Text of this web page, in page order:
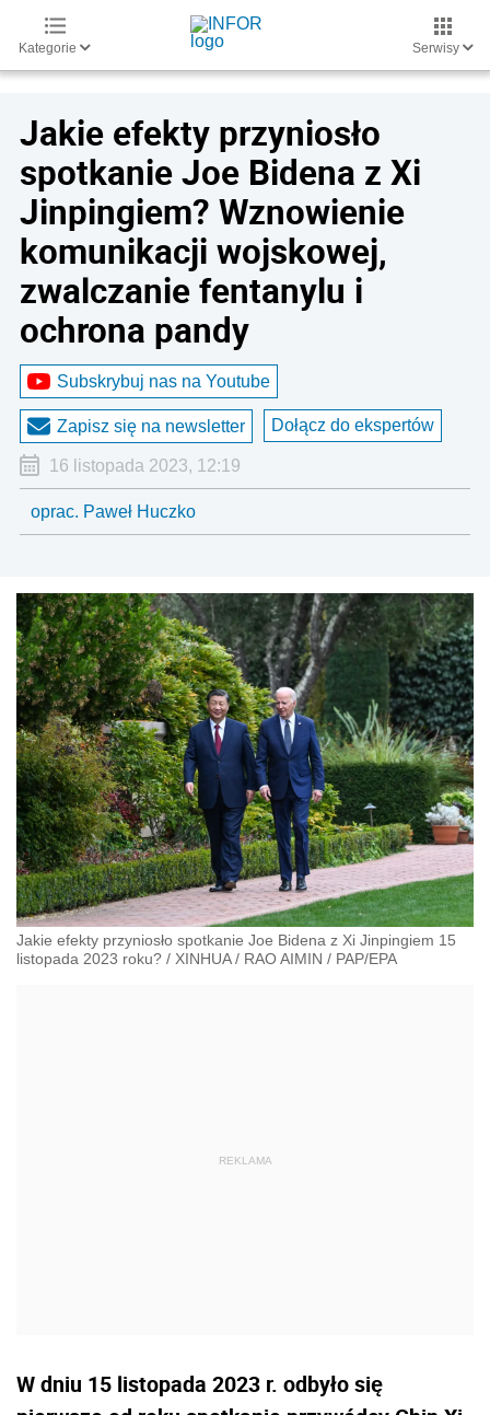
Kategorie Serwisy
Jakie efekty przyniosło
spotkanie Joe Bidena z Xi
Jinpingiem? Wznowienie
komunikacji wojskowej,
zwalczanie fentanylu i
ochrona pandy
Subskrybuj nas na Youtube
Zapisz się na newsletter Dołącz do ekspertów
16 listopada 2023, 12:19
oprac. Paweł Huczko
Jakie efekty przyniosło spotkanie Joe Bidena z Xi Jinpingiem 15
listopada 2023 roku? / XINHUA / RAO AIMIN / PAP/EPA
W dniu 15 listopada 2023 r. odbyło się